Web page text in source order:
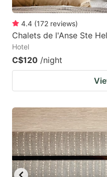
4.4 (172 reviews)
Chalets de l'Anse Ste
Hotel
C$120 /night